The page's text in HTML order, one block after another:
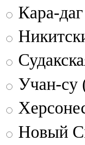
Кара-
Учан-су
Новый